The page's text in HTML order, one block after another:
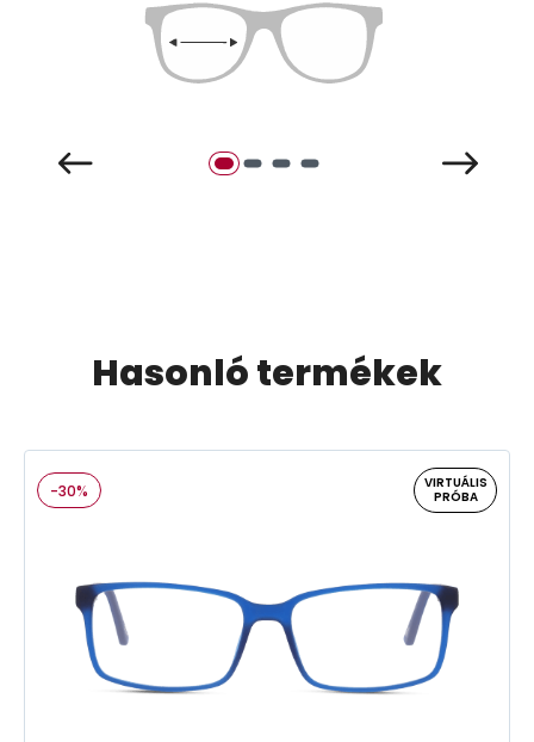
Hasonló termékek
-30%
VIRTUÁLIS
PRÓBA